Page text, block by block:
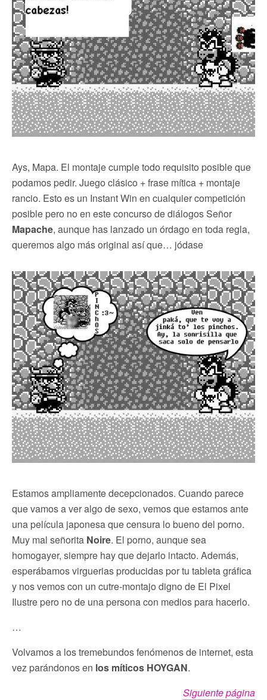
Ays, Mapa. El montaje cumple todo requisito posible que
podamos pedir. Juego clásico + frase mítica + montaje
rancio. Esto es un Instant Win en cualquier competición
posible pero no en este concurso de diálogos Señor
Mapache, aunque has lanzado un órdago en toda regla,
queremos algo más original así que… jódase
Estamos ampliamente decepcionados. Cuando parece
que vamos a ver algo de sexo, vemos que estamos ante
una película japonesa que censura lo bueno del porno.
Muy mal señorita Noire. El porno, aunque sea
homogayer, siempre hay que dejarlo intacto. Además,
esperábamos virguerias producidas por tu tableta gráfica
y nos vemos con un cutre-montajo digno de El Pixel
Ilustre pero no de una persona con medios para hacerlo.
…
Volvamos a los tremebundos fenómenos de internet, esta
vez parándonos en los míticos HOYGAN.
Siguiente página